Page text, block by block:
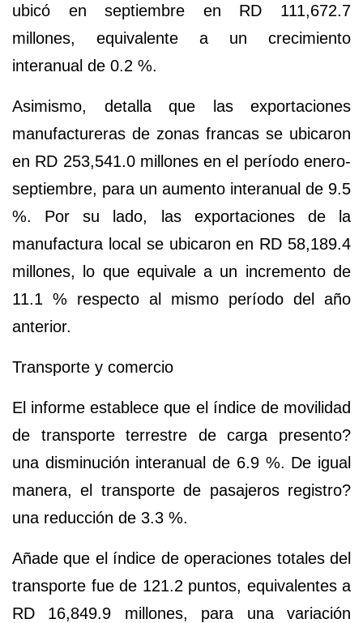
ubicó en septiembre en RD 111,672.7
millones, equivalente a un crecimiento
interanual de 0.2 %.
Asimismo, detalla que las exportaciones
manufactureras de zonas francas se ubicaron
en RD 253,541.0 millonesen el períodoenero-
septiembre, para un aumento interanual de 9.5
%. Por su lado, las exportaciones de la
manufactura local se ubicaron en RD 58,189.4
millones, lo que equivale a un incremento de
11.1 % respecto al mismo período del año
anterior.
Transporte y comercio
El informe establece que el índice de movilidad
de transporte terrestre de carga presento?
una disminución interanual de 6.9 %. De igual
manera, el transporte de pasajerosregistro?
una reducción de 3.3 %.
Añade que el índice de operaciones totales del
transporte fue de 121.2 puntos, equivalentes a
RD 16,849.9 millones, para una variación